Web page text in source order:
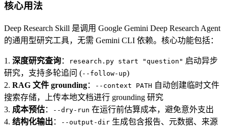
核心用法
Deep Research Skill 是调用 Google Gemini Deep Research Agent
的通用型研究工具，无需 Gemini CLI 依赖。核心功能包括：
1. 深度研究查询： research.py start "question" 启动异步
研究，支持多轮追问 (--follow-up)
2. RAG 文件 grounding： --context PATH 自动创建临时文件
搜索存储，上传本地文档进行 grounding 研究
3. 成本预估： --dry-run 在运行前估算成本，避免意外支出
4. 结构化输出 ： --output-dir 生成包含报告、元数据、来源